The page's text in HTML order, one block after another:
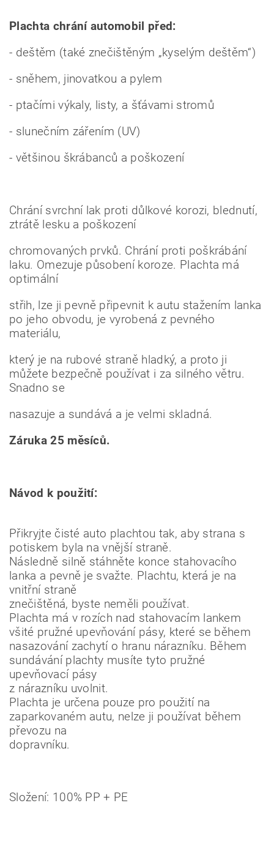
Plachta chrání automobil před:
- deštěm (také znečištěným „kyselým deštěm“)
- sněhem, jinovatkou a pylem
- ptačími výkaly, listy, a šťávami stromů
- slunečním zářením (UV)
- většinou škrábanců a poškození
Chrání svrchní lak proti důlkové korozi, blednutí,
ztrátě lesku a poškození
chromovaných prvků. Chrání proti poškrábání
laku. Omezuje působení koroze. Plachta má
optimální
střih, lze ji pevně připevnit k autu stažením lanka
po jeho obvodu, je vyrobená z pevného
materiálu,
který je na rubové straně hladký, a proto ji
můžete bezpečně používat i za silného větru.
Snadno se
nasazuje a sundává a je velmi skladná.
Záruka 25 měsíců.
Návod k použití:
Přikryjte čisté auto plachtou tak, aby strana s
potiskem byla na vnější straně.
Následně silně stáhněte konce stahovacího
lanka a pevně je svažte. Plachtu, která je na
vnitřní straně
znečištěná, byste neměli používat.
Plachta má v rozích nad stahovacím lankem
všité pružné upevňování pásy, které se během
nasazování zachytí o hranu nárazníku. Během
sundávání plachty musíte tyto pružné
upevňovací pásy
z nárazníku uvolnit.
Plachta je určena pouze pro použití na
zaparkovaném autu, nelze ji používat během
převozu na
dopravníku.
Složení: 100% PP + PE